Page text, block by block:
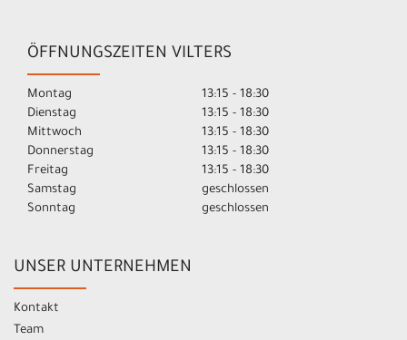
ÖFFNUNGSZEITEN VILTERS
Montag
13:15 - 18:30
Dienstag
13:15 - 18:30
Mittwoch
13:15 - 18:30
Donnerstag
13:15 - 18:30
Freitag
13:15 - 18:30
Samstag
geschlossen
Sonntag
geschlossen
UNSER UNTERNEHMEN
Kontakt
Team